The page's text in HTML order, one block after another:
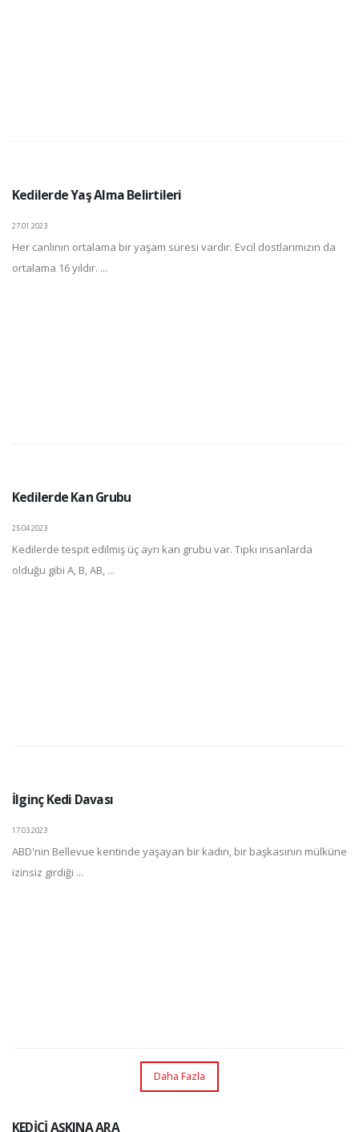
Kedilerde Yaş Alma Belirtileri
27.01.2023
Her canlının ortalama bir yaşam süresi vardır. Evcil dostlarımızın da
ortalama 16 yıldır. ...
Kedilerde Kan Grubu
25.04.2023
Kedilerde tespit edilmiş üç ayrı kan grubu var. Tıpkı insanlarda
olduğu gibi A, B, AB, ...
İlginç Kedi Davası
17.03.2023
ABD'nin Bellevue kentinde yaşayan bir kadın, bir başkasının mülküne
izinsiz girdiği ...
Daha Fazla
KEDİCİ AŞKINA ARA